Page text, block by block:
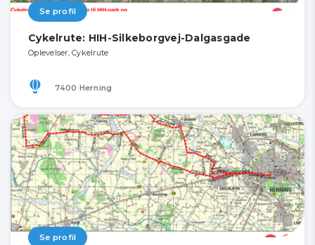
Se profil
Cykelrute: HIH-Silkeborgvej-Dalgasgade
Oplevelser, Cykelrute
7400 Herning
Se profil